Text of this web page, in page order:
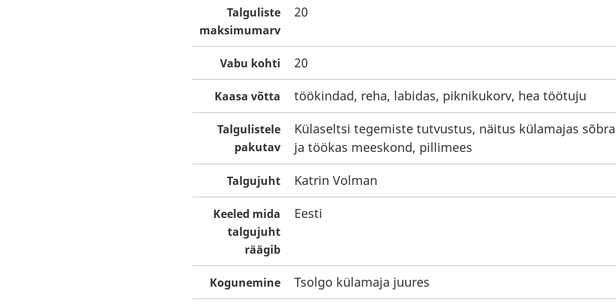
Talguliste
maksimumarv
20
Vabu kohti 20
Kaasa võtta töökindad, reha, labidas, piknikukorv, hea töötuju
Talgulistele
pakutav
Külaseltsi tegemiste tutvustus, näitus külamajas
ja töökas meeskond, pillimees
Talgujuht Katrin Volman
Keeled mida
talgujuht
räägib
Eesti
Kogunemine
Tsolgo külamaja juures